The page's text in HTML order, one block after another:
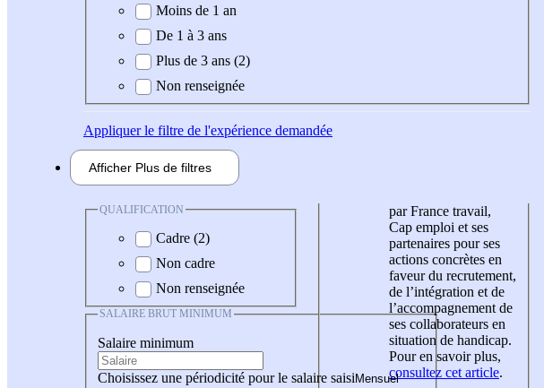
Expérience demandée
Moins de 1 an
De 1 à 3 ans
Plus de 3 ans (2)
Non renseignée
Appliquerle filtre de l'expérience demandée
Afficher Plus de filtres
QUALIFICATION
Cadre (2)
Non cadre
Non renseignée
SALAIRE BRUT MINIMUM
Salaire minimum
Choisissez une périodicité pour le salaire saisi
par France travail,
Cap emploi et ses
partenaires pour ses
actions concrètes en
faveur du recrutement,
de l’intégration et de
l’accompagnement de
ses collaborateurs en
situation de handicap.
Pour en savoir plus,
consultez cet article.